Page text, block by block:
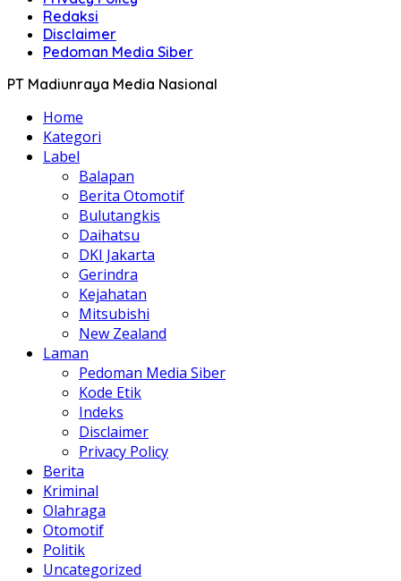
Redaksi
Disclaimer
Pedoman Media Siber
PT Madiunraya Media Nasional
Home
Kategori
Label
Balapan
Berita Otomotif
Bulutangkis
Daihatsu
DKI Jakarta
Gerindra
Kejahatan
Mitsubishi
New Zealand
Laman
Pedoman Media Siber
Kode Etik
Indeks
Disclaimer
Privacy Policy
Berita
Kriminal
Olahraga
Otomotif
Politik
Uncategorized